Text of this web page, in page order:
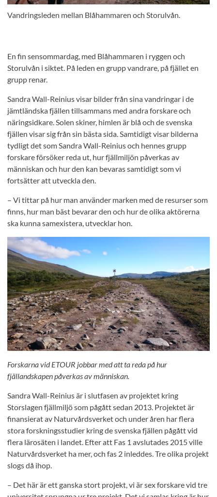
Vandringsleden mellan Blåhammaren och Storulvån.
En fin sensommardag, med Blåhammaren i ryggen och
Storulvån i siktet. På leden en grupp vandrare, på fjället en
grupp renar.
Sandra Wall-Reinius visar bilder från sina vandringar i de
jämtländska fjällen tillsammans med andra forskare och
näringsidkare. Solen skiner, himlen är blå och de svenska
fjällen visar sig från sin bästa sida. Samtidigt visar bilderna
tydligt det som Sandra Wall-Reinius och hennes grupp
forskare försöker reda ut, hur fjällmiljön påverkas av
människan och hur den kan bevaras samtidigt som vi
fortsätter att utveckla den.
– Vi tittar på hur man använder marken med de resurser som
finns, hur man bäst bevarar den och hur de olika aktörerna
ska kunna samexistera, utvecklar hon.
Forskarna vid ETOUR jobbar med att ta reda på hur
fjällandskapen påverkas av människan.
Sandra Wall-Reinius är i slutfasen av projektet kring
Storslagen fjällmiljö som pågått sedan 2013. Projektet är
finansierat av Naturvårdsverket och under åren har flera
stora forskningsstudier kring de svenska fjällen pågått vid
flera lärosäten i landet. Efter att Fas 1 avslutades 2015 ville
Naturvårdsverket ha mer, och fas 2 inleddes. Tre olika projekt
slogs då ihop.
– Det här är ett ganska stort projekt, vi är sex forskare vid tre